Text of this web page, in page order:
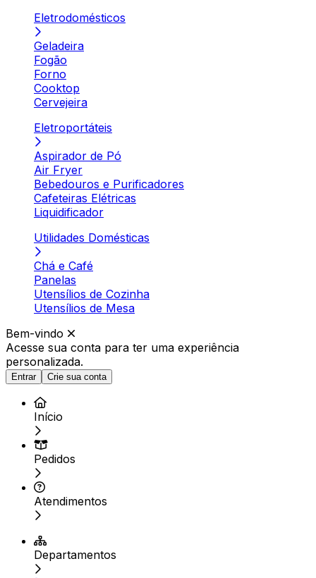
Eletrodomésticos
Geladeira
Fogão
Forno
Cooktop
Cervejeira
Eletroportáteis
Aspirador de Pó
Air Fryer
Bebedouros e Purificadores
Cafeteiras Elétricas
Liquidificador
Utilidades Domésticas
Chá e Café
Panelas
Utensílios de Cozinha
Utensílios de Mesa
Bem-vindo
Acesse sua conta para ter uma experiência
personalizada.
Entrar Crie sua conta
Início
Pedidos
Atendimentos
Departamentos